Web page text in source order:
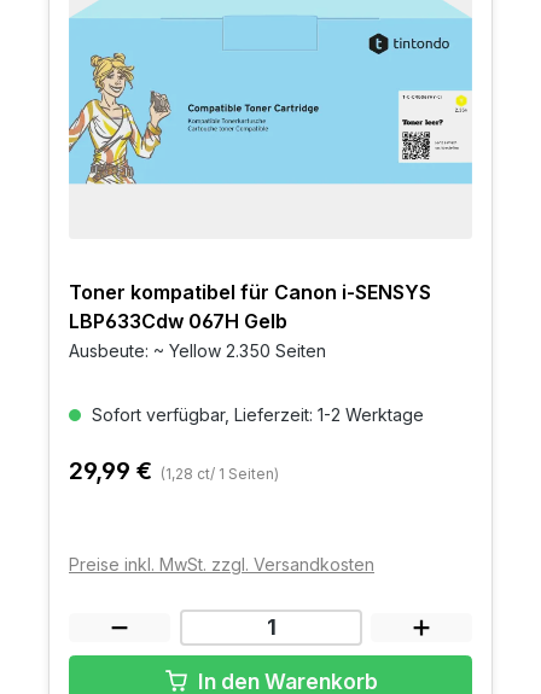
Toner kompatibel für Canon i-SENSYS
LBP633Cdw 067H Gelb
Ausbeute: ~ Yellow 2.350 Seiten
Sofort verfügbar, Lieferzeit: 1-2 Werktage
29,99 € (1,28 ct/ 1 Seiten)
Preise inkl. MwSt. zzgl. Versandkosten
In den Warenkorb